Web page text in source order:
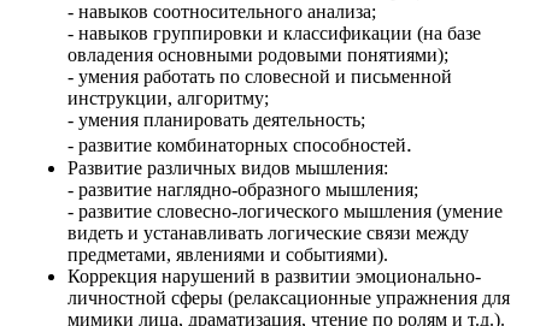
- навыков соотносительного анализа;
- навыков группировки и классификации (на базе
овладения основными родовыми понятиями);
- умения работать по словесной и письменной
инструкции, алгоритму;
- умения планировать деятельность;
- развитие комбинаторных способностей.
Развитие различных видов мышления:
- развитие наглядно-образного мышления;
- развитие словесно-логического мышления (умение
видеть и устанавливать логические связи между
предметами, явлениями и событиями).
Коррекция нарушений в развитии эмоционально-
личностной сферы (релаксационные упражнения для
мимики лица, драматизация, чтение по ролям и т.д.).